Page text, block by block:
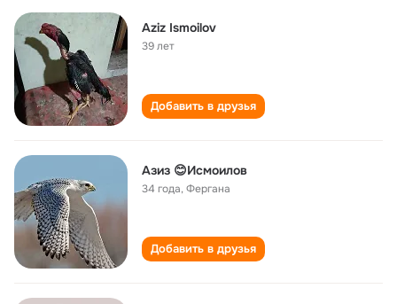
Aziz Ismoilov
39 лет
Добавить в друзья
Азиз 😊Исмоилов
34 года,Фергана
Добавить в друзья